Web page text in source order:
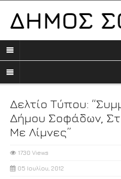
Δελτίο Τύπου:
Δήμου Σοφάδων,
Με Λίμνες”
1730 Views
05 Ιουλίου, 2012